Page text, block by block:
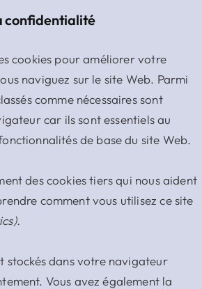
confidentialité
cookies pour améliorer votre
naviguez sur le site Web. Parmi
comme nécessaires sont
car ils sont essentiels au
de base du site Web.
des cookies tiers qui nous aident
comment vous utilisez ce site
stockés dans votre navigateur
Vous avez également la